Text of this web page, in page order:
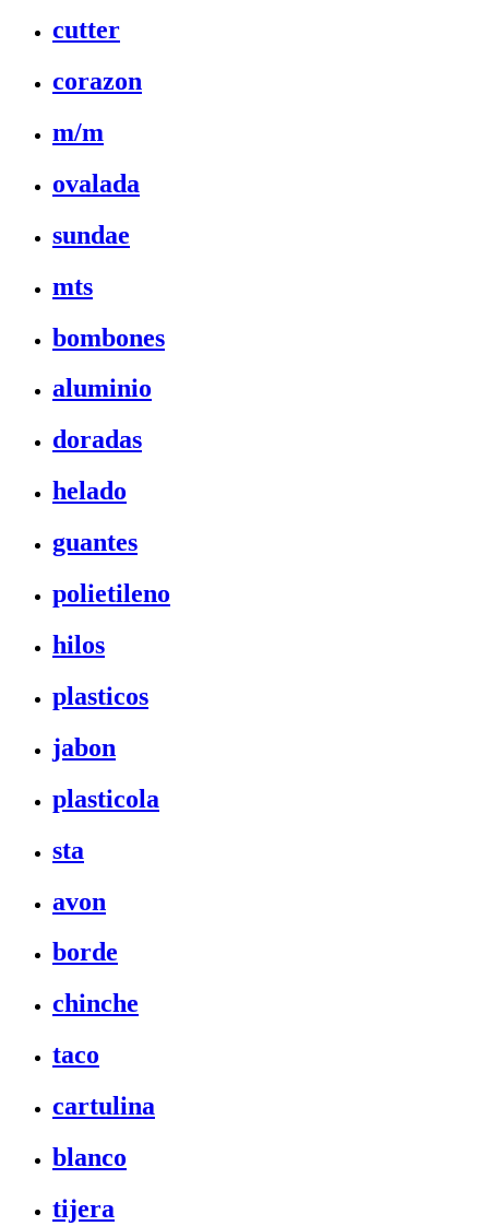
cutter
corazon
m/m
ovalada
sundae
mts
bombones
aluminio
doradas
helado
guantes
polietileno
hilos
plasticos
jabon
plasticola
sta
avon
borde
chinche
taco
cartulina
blanco
tijera